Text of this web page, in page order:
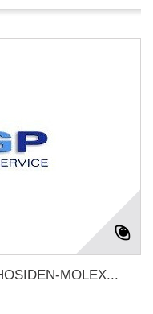
MOLEX...